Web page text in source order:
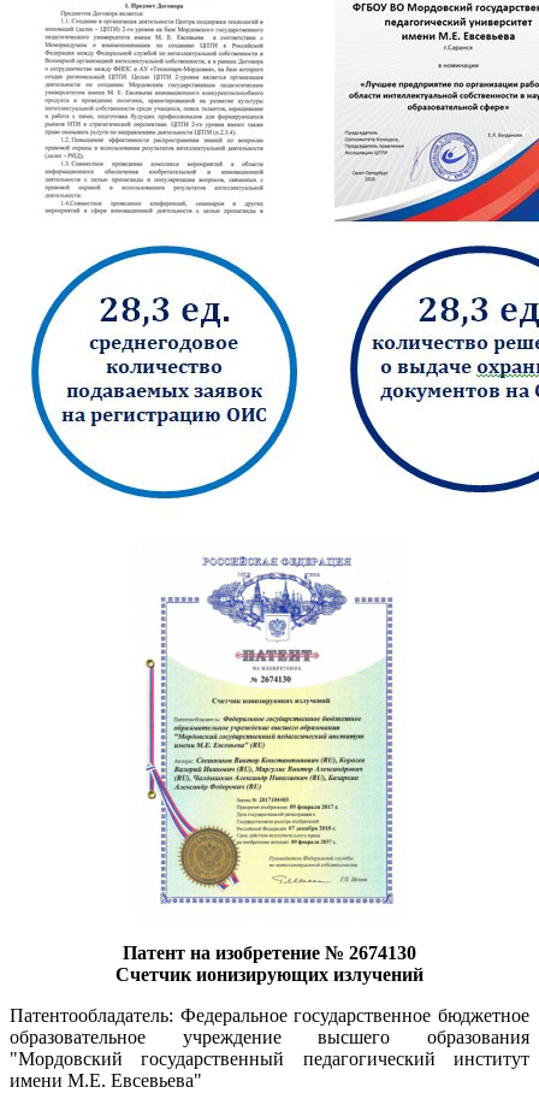
Патент на изобретение № 2674130
Счетчик ионизирующих излучений
Патентообладатель: Федеральное государственное бюджетное
образовательное учреждение высшего образования
"Мордовский государственный педагогический институт
имени М.Е. Евсевьева"